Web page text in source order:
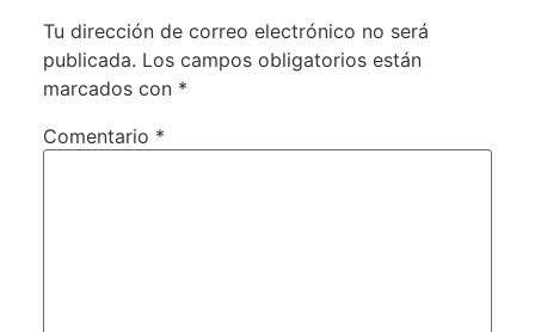
Tu dirección de correo electrónico no será
publicada. Los campos obligatorios están
marcados con *
Comentario *